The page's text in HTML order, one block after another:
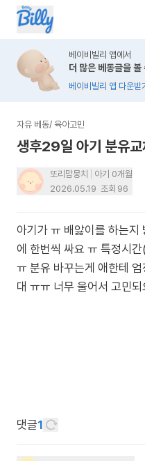
베이비빌리 앱에서
더 많은 베동글을 볼
베이비빌리 앱 다운받
자유 베동/ 육아고민
생후29일 아기 분유교
또리맘뭉치
아기 0개월
2026.05.19 조회 96
아기가 ㅠ 배앓이를 하는지
에 한번씩 싸요 ㅠ 특정시
ㅠ 분유 바꾸는게 애한테
대 ㅠㅠ 너무 울어서 고민되
댓글1